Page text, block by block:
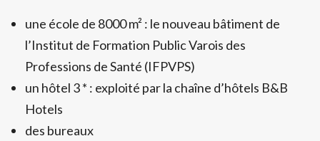
une école de 8000 m² : le nouveau bâtiment de
l’Institut de Formation Public Varois des
Professions de Santé (IFPVPS)
un hôtel 3 * : exploité par la chaîne d’hôtels B&B
Hotels
des bureaux